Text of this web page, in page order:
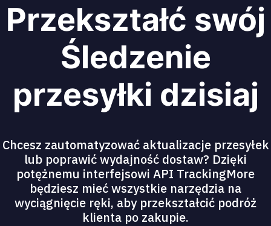
Przekształć swój
Śledzenie
przesyłki dzisiaj
Chcesz zautomatyzować aktualizacje przesyłek
lub poprawić wydajność dostaw? Dzięki
potężnemu interfejsowi API TrackingMore
będziesz mieć wszystkie narzędzia na
wyciągnięcie ręki, aby przekształcić podróż
klienta po zakupie.